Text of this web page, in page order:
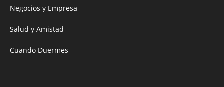
Negocios y Empresa
Salud y Amistad
Cuando Duermes